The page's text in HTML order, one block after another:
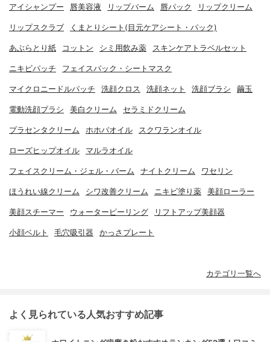
アイシャンプー 唇美容液 リップバーム 唇パック リップクリーム
リップスクラブ くまとりシート(目元ケアシート・パック)
あぶらとり紙 コットン シミ用飲み薬 スキンケアトラベルセット
ニキビパッチ フェイスパック・シートマスク
マイクロニードルパッチ 洗顔クロス 洗顔ネット 洗顔ブラシ 繭玉
電動洗顔ブラシ 美白クリーム セラミドクリーム
プラセンタクリーム ホホバオイル スクワランオイル
ローズヒップオイル マルラオイル
フェイスクリーム・ジェル・バーム ナイトクリーム ワセリン
ほうれい線クリーム シワ改善クリーム ニキビ塗り薬 美顔ローラー
美顔スチーマー ウォーターピーリング リフトアップ美顔器
小顔ベルト 毛穴吸引器 かっさプレート
カテゴリ一覧へ
よく見られている人気おすすめ記事